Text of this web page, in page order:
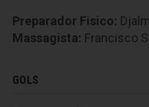
Preparador Fisico:
Massagista: Francisco
GOLS